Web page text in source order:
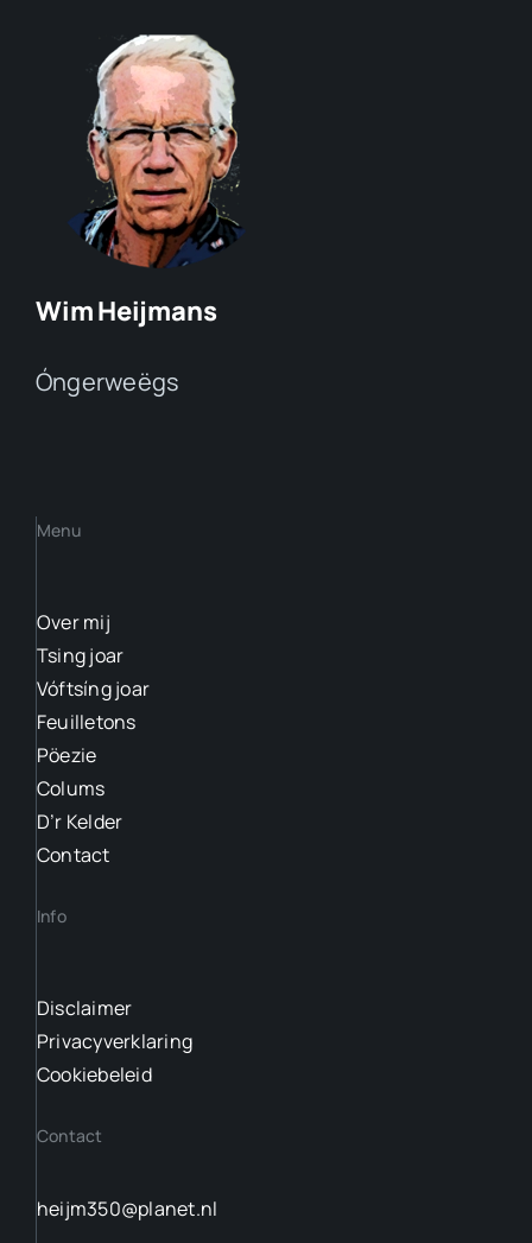
Wim Heijmans
Óngerweëgs
Menu
Over mij
Tsing joar
Vóftsíng joar
Feuilletons
Pöezie
Colums
D’r Kelder
Contact
Info
Disclaimer
Privacyverklaring
Cookiebeleid
Contact
heijm350@planet.nl